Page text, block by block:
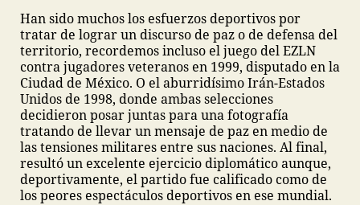
Han sido muchos los esfuerzos deportivos por
tratar de lograr un discurso de paz o de defensa del
territorio, recordemos incluso el juego del EZLN
contra jugadores veteranos en 1999, disputado en la
Ciudad de México. O el aburridísimo Irán-Estados
Unidos de 1998, donde ambas selecciones
decidieron posar juntas para una fotografía
tratando de llevar un mensaje de paz en medio de
las tensiones militares entre sus naciones. Al final,
resultó un excelente ejercicio diplomático aunque,
deportivamente, el partido fue calificado como de
los peores espectáculos deportivos en ese mundial.